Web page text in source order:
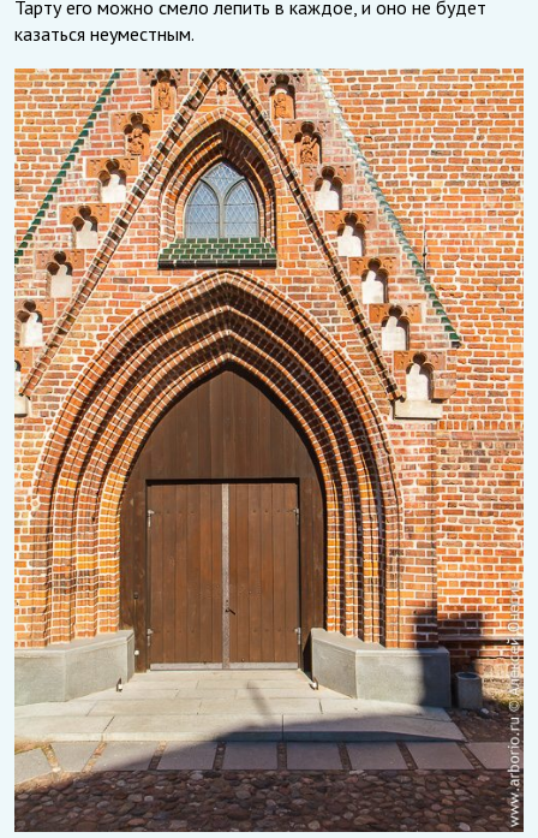
Тарту его можно смело лепить в каждое, и оно не будет
казаться неуместным.